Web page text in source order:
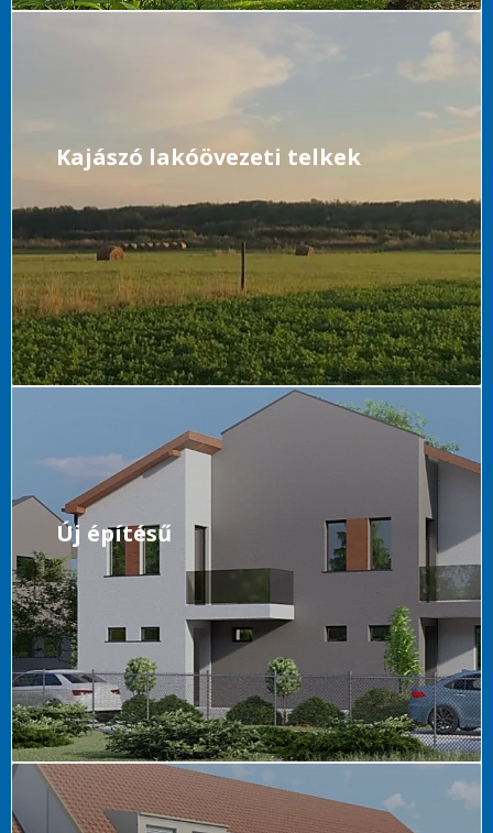
Kajászó lakóövezeti telkek
Új építésű